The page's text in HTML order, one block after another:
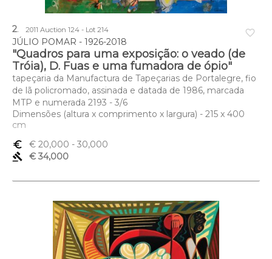
favorite_border
2. 2011 Auction 124 - Lot 214
JÚLIO POMAR - 1926-2018
"Quadros para uma exposição: o veado (de
Tróia), D. Fuas e uma fumadora de ópio"
tapeçaria da Manufactura de Tapeçarias de Portalegre, fio
de lã policromado, assinada e datada de 1986, marcada
MTP e numerada 2193 - 3/6
Dimensões (altura x comprimento x largura) - 215 x 400
cm
euro_symbol
€ 20,000 - 30,000
gavel
€ 34,000